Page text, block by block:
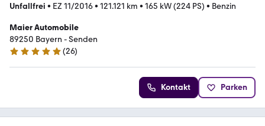
Unfallfrei • EZ 11/2016• 121.121 km • 165 kW (224 PS) • Benzin
Maier Automobile
89250 Bayern - Senden
4.8 Sterne
(26)
Kontakt Parken